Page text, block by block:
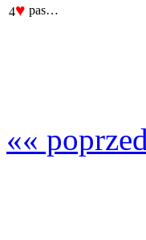
4♥ pas…
««